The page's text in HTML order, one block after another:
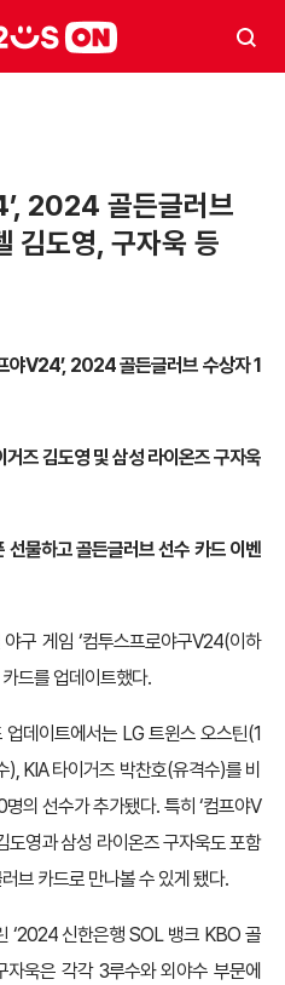
2024 골든글러브
김도영, 구자욱 등
야V24’, 2024 골든글러브 수상자 1
즈 김도영 및 삼성 라이온즈 구자욱
선물하고 골든글러브 선수 카드 이벤
구 게임 ‘컴투스프로야구V24(이하
드를 업데이트했다.
데이트에서는 LG 트윈스 오스틴(1
KIA 타이거즈 박찬호(유격수)를 비
의 선수가 추가됐다. 특히 ‘컴프야V
도영과 삼성 라이온즈 구자욱도 포함
브 카드로 만나볼 수 있게 됐다.
‘2024 신한은행 SOL 뱅크 KBO 골
자욱은 각각 3루수와 외야수 부문에